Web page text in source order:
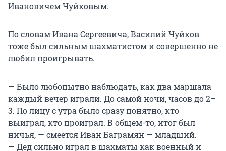
Ивановичем Чуйковым.
По словам Ивана Сергеевича, Василий Чуйков
тоже был сильным шахматистом и совершенно не
любил проигрывать.
— Было любопытно наблюдать, как два маршала
каждый вечер играли. До самой ночи, часов до 2–
3. По лицу с утра было сразу понятно, кто
выиграл, кто проиграл. В общем-то, итог был
ничья, — смеется Иван Баграмян — младший.
— Дед сильно играл в шахматы как военный и